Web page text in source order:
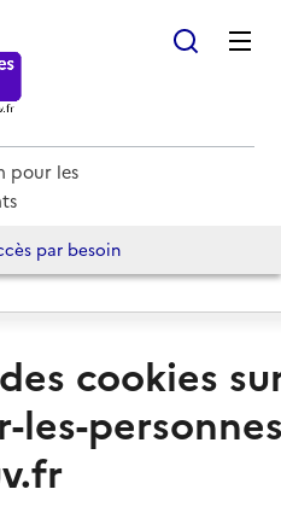
pour les
par besoin
: liste des
cookies
les-